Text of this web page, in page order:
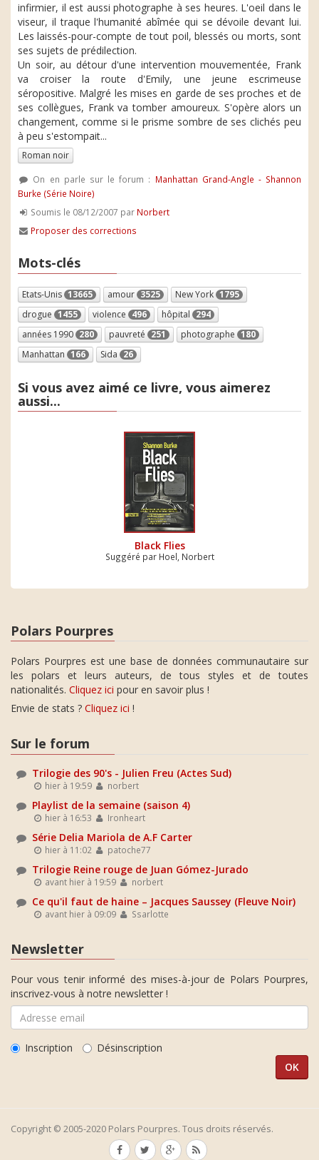
infirmier, il est aussi photographe à ses heures. L'oeil dans le
viseur, il traque l'humanité abîmée qui se dévoile devant lui.
Les laissés-pour-compte de tout poil, blessés ou morts, sont
ses sujets de prédilection.
Un soir, au détour d'une intervention mouvementée, Frank
va croiser la route d'Emily, une jeune escrimeuse
séropositive. Malgré les mises en garde de ses proches et de
ses collègues, Frank va tomber amoureux. S'opère alors un
changement, comme si le prisme sombre de ses clichés peu
à peu s'estompait...
Roman noir
On en parle sur le forum : Manhattan Grand-Angle - Shannon
Burke (Série Noire)
Soumis le 08/12/2007 par Norbert
Proposer des corrections
Mots-clés
Etats-Unis 13665 amour 3525 New York 1795
drogue 1455 violence 496 hôpital 294
années 1990 280 pauvreté 251 photographe 180
Manhattan 166 Sida 26
Si vous avez aimé ce livre, vous aimerez
aussi...
Black Flies
Suggéré par Hoel, Norbert
Polars Pourpres
Polars Pourpres est une base de données communautaire sur
les polars et leurs auteurs, de tous styles et de toutes
nationalités. Cliquez ici pour en savoir plus !
Envie de stats ? Cliquez ici !
Sur le forum
Trilogie des 90's - Julien Freu (Actes Sud)
hier à 19:59 norbert
Playlist de la semaine (saison 4)
hier à 16:53 Ironheart
Série Delia Mariola de A.F Carter
hier à 11:02 patoche77
Trilogie Reine rouge de Juan Gómez-Jurado
avant hier à 19:59 norbert
Ce qu'il faut de haine – Jacques Saussey (Fleuve Noir)
avant hier à 09:09 Ssarlotte
Newsletter
Pour vous tenir informé des mises-à-jour de Polars Pourpres,
inscrivez-vous à notre newsletter !
Inscription Désinscription
Copyright © 2005-2020 Polars Pourpres. Tous droits réservés.